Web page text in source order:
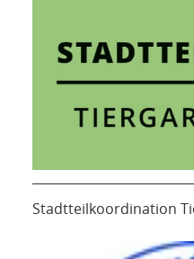
Stadtteilkoordination